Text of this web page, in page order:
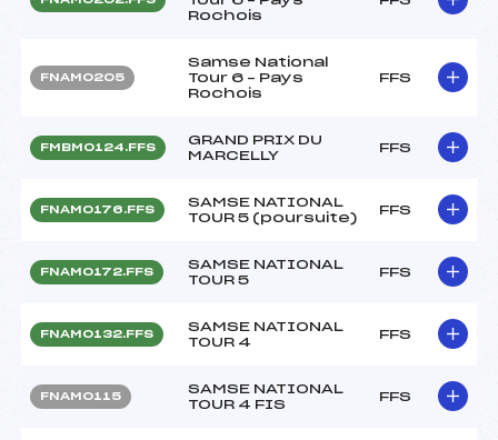
Rochois
FNAM0205
Samse National
Tour 6 – Pays
Rochois
FFS
FMBM0124.FFS
GRAND PRIX DU
MARCELLY
FFS
FNAM0176.FFS
SAMSE NATIONAL
TOUR 5 (poursuite)
FFS
FNAM0172.FFS
SAMSE NATIONAL
TOUR 5
FFS
FNAM0132.FFS
SAMSE NATIONAL
TOUR 4
FFS
FNAM0115
SAMSE NATIONAL
TOUR 4 FIS
FFS